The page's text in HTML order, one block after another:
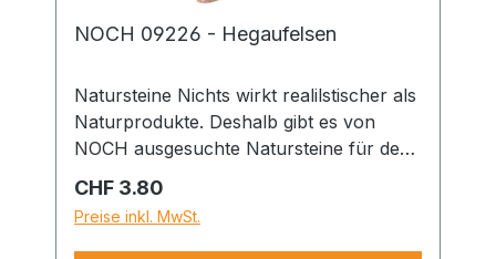
NOCH 09226 - Hegaufelsen
Natursteine Nichts wirkt realilstischer als
Naturprodukte. Deshalb gibt es von
NOCH ausgesuchte Natursteine für den
sind fein gebrochen und in der Größe
sortiert.
Regulärer Preis:
CHF 3.80
Preise inkl. MwSt.